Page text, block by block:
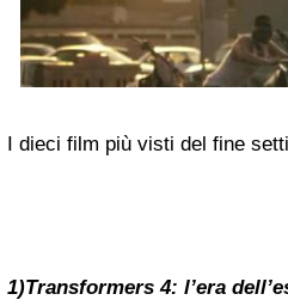
I dieci film più visti del fine
1)Transformers 4: l’era